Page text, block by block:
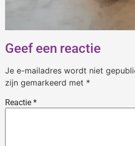
Geef een reactie
Je e-mailadres wordt niet
zijn gemarkeerd met *
Reactie *